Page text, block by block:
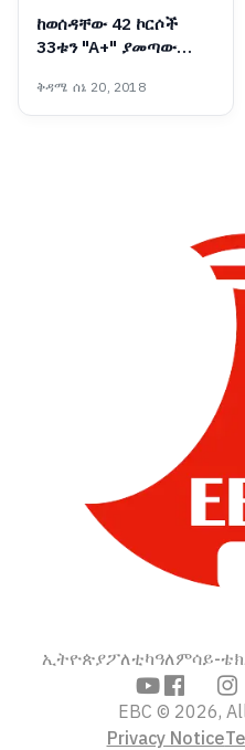
ከወሰዳቸው 42 ኮርሶች
33ቱን "A+" ያመጣው
ቅዳሜ ሰኔ 20, 2018
ኢትዮጵያፖለቲካዓለምሳይ-ቴክ
EBC © 2026,
Privacy Notice